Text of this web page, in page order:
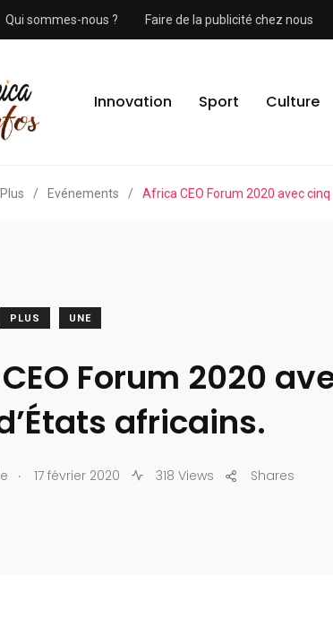
Qui sommes-nous ? Faire de la publicité chez nous
Innovation Sport Culture
Plus / Evénements / Africa CEO Forum 2020 avec
PLUS UNE
Forum 2020
africains.
. 17 février 2020 318 Views Shares